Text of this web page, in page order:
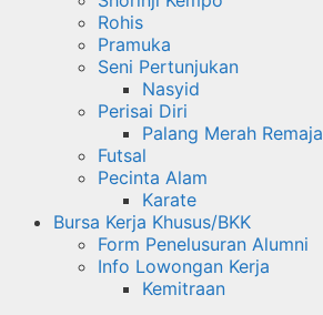
Rohis
Pramuka
Seni Pertunjukan
Nasyid
Perisai Diri
Palang Merah Remaja
Futsal
Pecinta Alam
Karate
Bursa Kerja Khusus/BKK
Form Penelusuran Alumni
Info Lowongan Kerja
Kemitraan